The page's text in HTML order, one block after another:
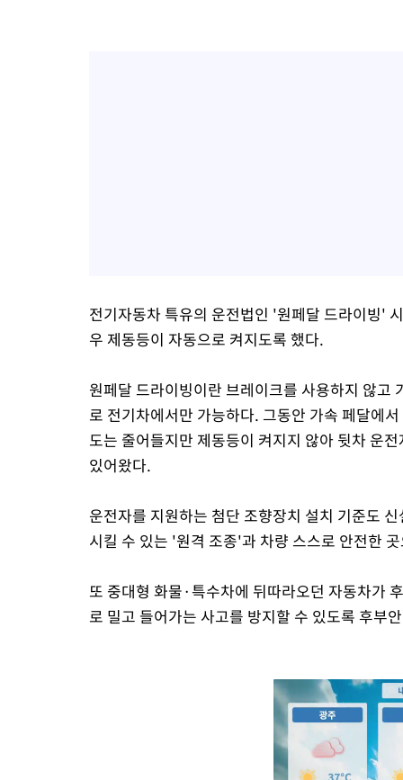
전기자동차 특유의 운전법인 '원페달 드라이빙'
우 제동등이 자동으로 켜지도록 했다.
원페달 드라이빙이란 브레이크를 사용하지 않고
로 전기차에서만 가능하다. 그동안 가속 페달에
도는 줄어들지만 제동등이 켜지지 않아 뒷차 운
있어왔다.
운전자를 지원하는 첨단 조향장치 설치 기준도
시킬 수 있는 '원격 조종'과 차량 스스로 안전한
또 중대형 화물·특수차에 뒤따라오던 자동차가
로 밀고 들어가는 사고를 방지할 수 있도록 후부